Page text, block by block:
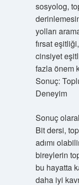
sosyolog,
yolları
fırsat
cinsiyet
fazla önem
Sonuç:
Deneyim
Sonuç
Bit dersi,
adımı
bireylerin
bu hayatta
daha iyi